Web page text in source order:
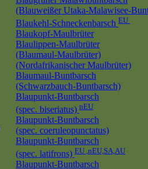
(Blauweißer Utaka-Malawisee-
Blaukehl-Schneckenbarsch EU
Blaukopf-Maulbrüter
Blaulippen-Maulbrüter
(Blaumaul-Maulbrüter)
(Nordafrikanischer Maulbrüter)
Blaumaul-Buntbarsch
(Schwarzbauch-Buntbarsch)
Blaupunkt-Buntbarsch
(spec. biseriatus) nEU
Blaupunkt-Buntbarsch
(spec. coeruleopunctatus)
Blaupunkt-Buntbarsch
(spec. latifrons) EU ,nEU,SA,AU
Blaupunkt-Buntbarsch